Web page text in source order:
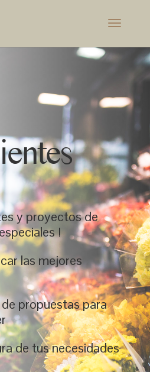
y proyectos de
!
las mejores
propuestas para
de tus necesidades